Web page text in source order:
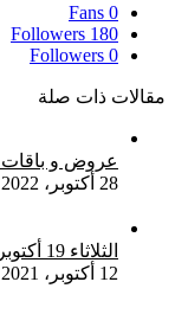
إستخدامه
0
Fans
180
Followers
0
Followers
مقالات ذات صلة
عروض و
28 أكتوبر، 2022
الثلاثاء 19 أكتوبر 2021 إجازة ذكرى المولد النبوي
12 أكتوبر، 2021